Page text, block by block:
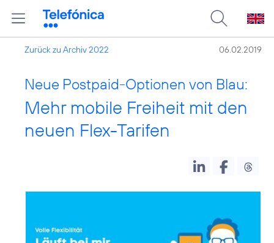
Zurück zu Archiv 2022 06.02.2019
Neue Postpaid-Optionen von Blau:
Mehr mobile Freiheit mit den
neuen Flex-Tarifen